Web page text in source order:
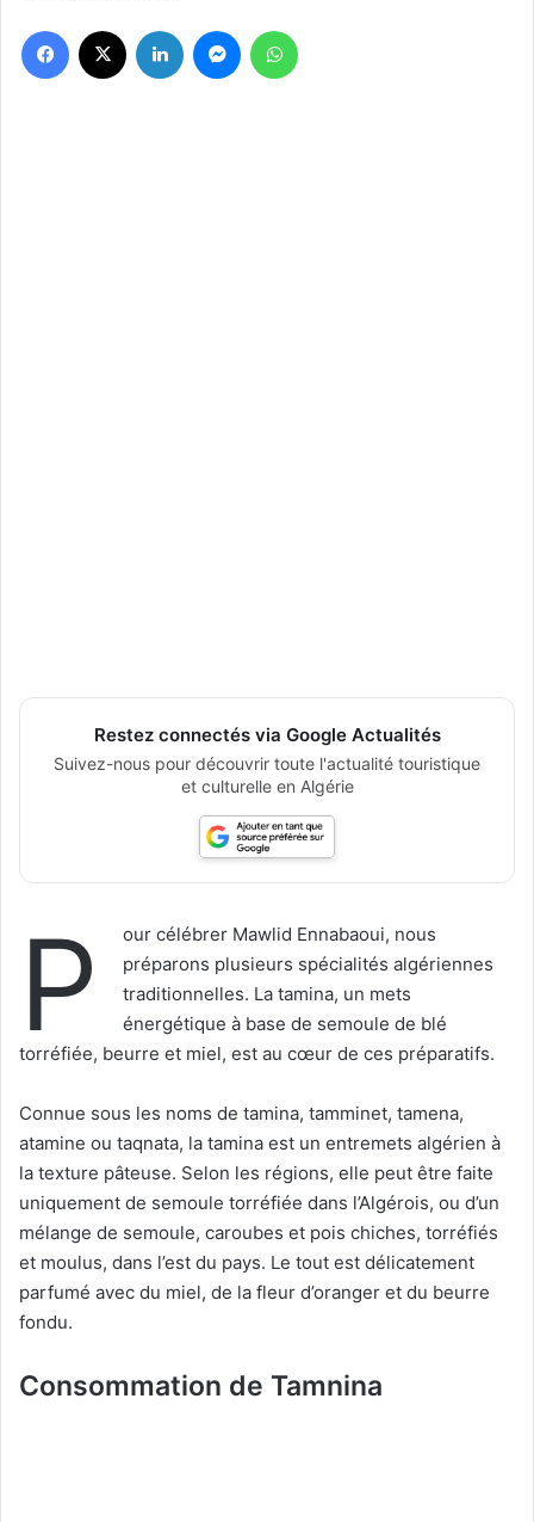
Restez connectés via Google Actualités
Suivez-nous pour découvrir toute l'actualité touristique
et culturelle en Algérie
P
our célébrer Mawlid Ennabaoui, nous
préparons plusieurs spécialités algériennes
traditionnelles. La tamina, un mets
énergétique à base de semoule de blé
torréfiée, beurre et miel, est au cœur de ces préparatifs.
Connue sous les noms de tamina, tamminet, tamena,
atamine ou taqnata, la tamina est un entremets algérien à
la texture pâteuse. Selon les régions, elle peut être faite
uniquement de semoule torréfiée dans l’Algérois, ou d’un
mélange de semoule, caroubes et pois chiches, torréfiés
et moulus, dans l’est du pays. Le tout est délicatement
parfumé avec du miel, de la fleur d’oranger et du beurre
fondu.
Consommation de Tamnina